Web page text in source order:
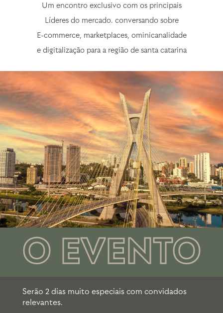
Um encontro exclusivo com os principais
Líderes do mercado. conversando sobre
E-commerce, marketplaces, ominicanalidade
e digitalização para a região de santa catarina
O EVENTO
Serão 2 dias muito especiais com convidados
relevantes.